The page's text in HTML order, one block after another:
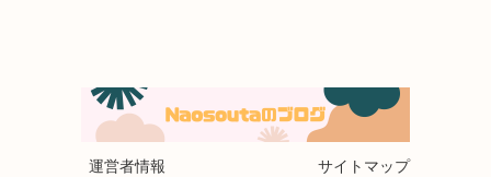
運営者情報
サイトマップ